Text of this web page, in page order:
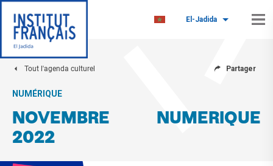
El-Jadida
Tout l'agenda culturel Partager
NUMÉRIQUE
NOVEMBRE NUMERIQUE
2022